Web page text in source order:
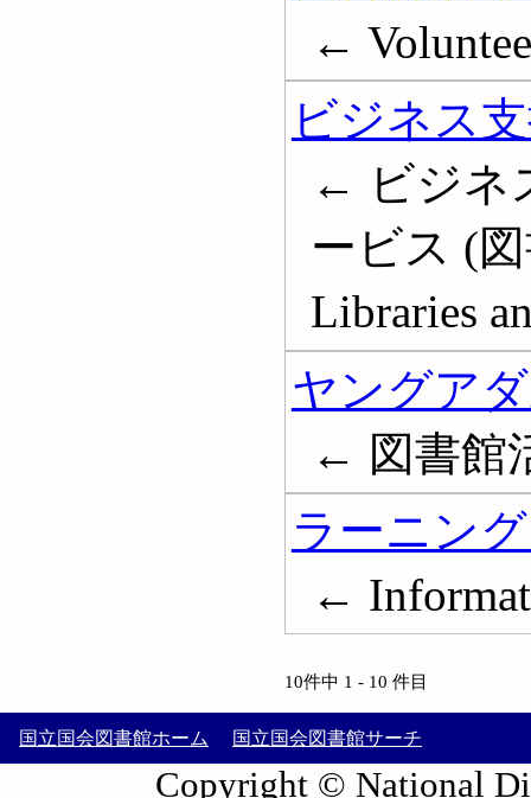
←
ビジネス
← ビジネ
ービス (図
Libraries
ヤングア
← 図書館
ラーニン
←
10件中 1 - 10 件目
国立国会図書館ホーム 国立国会図書館サーチ
Copyright © National